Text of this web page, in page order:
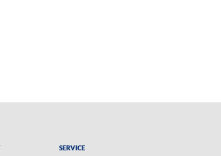
Service